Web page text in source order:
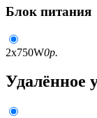
Блок питания
2x750W0р.
Удалённое